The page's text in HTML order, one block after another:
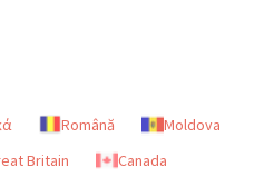
Română
Moldova
Britain Canada